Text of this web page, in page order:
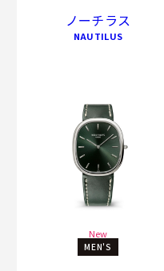
ノーチラス
NAUTILUS
New
MEN'S